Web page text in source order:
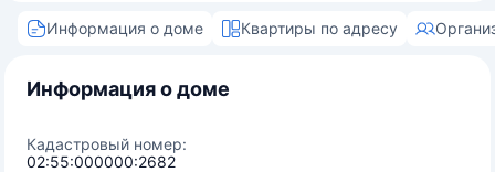
Информация о доме Квартиры по адресу
Информация о доме
Кадастровый номер:
02:55:000000:2682